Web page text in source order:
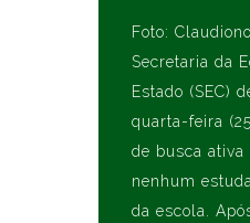
Foto:
Secretaria da
Estado (SEC)
quarta-feira
de busca ativa
nenhum
da escola.